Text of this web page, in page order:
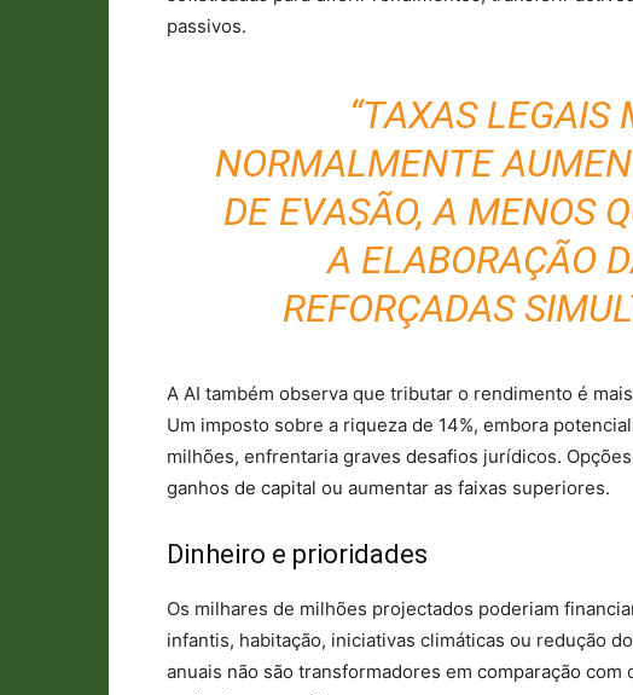
passivos.
“TAXAS LEGAIS
NORMALMENTE
DE EVASÃO, A MENOS
A ELABORAÇÃO
REFORÇADAS
A AI também observa que tributar o rendimento é
Um imposto sobre a riqueza de 14%, embora
milhões, enfrentaria graves desafios jurídicos.
ganhos de capital ou aumentar as faixas superiores.
Dinheiro e prioridades
Os milhares de milhões projectados poderiam
infantis, habitação, iniciativas climáticas ou redução
anuais não são transformadores em comparação